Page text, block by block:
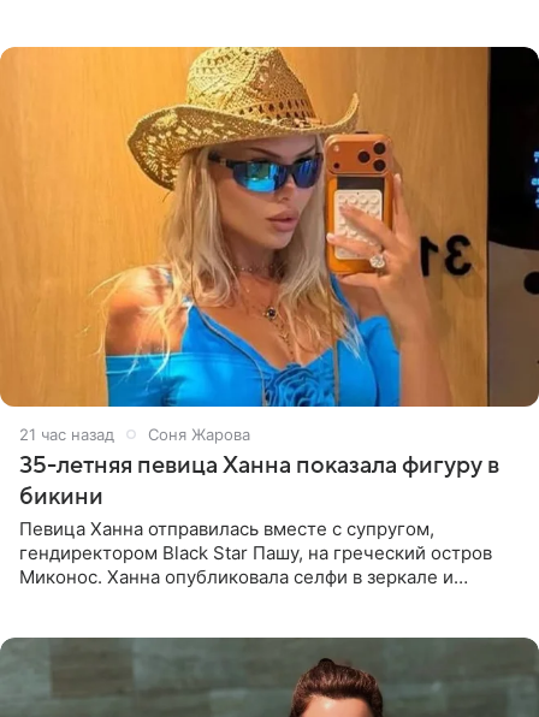
21 час назад Соня Жарова
35-летняя певица Ханна показала фигуру в
бикини
Певица Ханна отправилась вместе с супругом,
гендиректором Black Star Пашу, на греческий остров
Миконос. Ханна опубликовала селфи в зеркале и